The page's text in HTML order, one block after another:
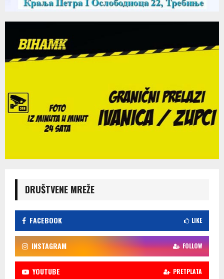
DRUŠTVENE MREŽE
FACEBOOK LIKE
INSTAGRAM FOLLOW
YOUTUBE PRETPLATA